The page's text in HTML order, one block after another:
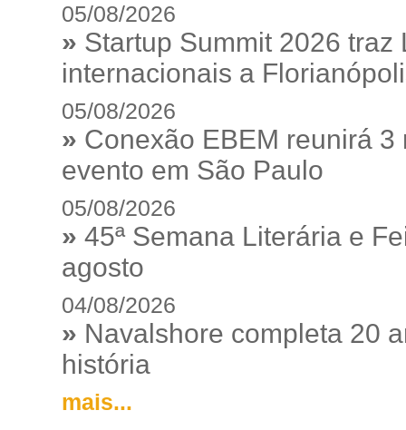
05/08/2026
» Startup Summit 2026
internacionais a
05/08/2026
» Conexão EBEM reunirá
evento em São Paulo
05/08/2026
» 45ª Semana Literária e
agosto
04/08/2026
» Navalshore completa 20
história
mais...